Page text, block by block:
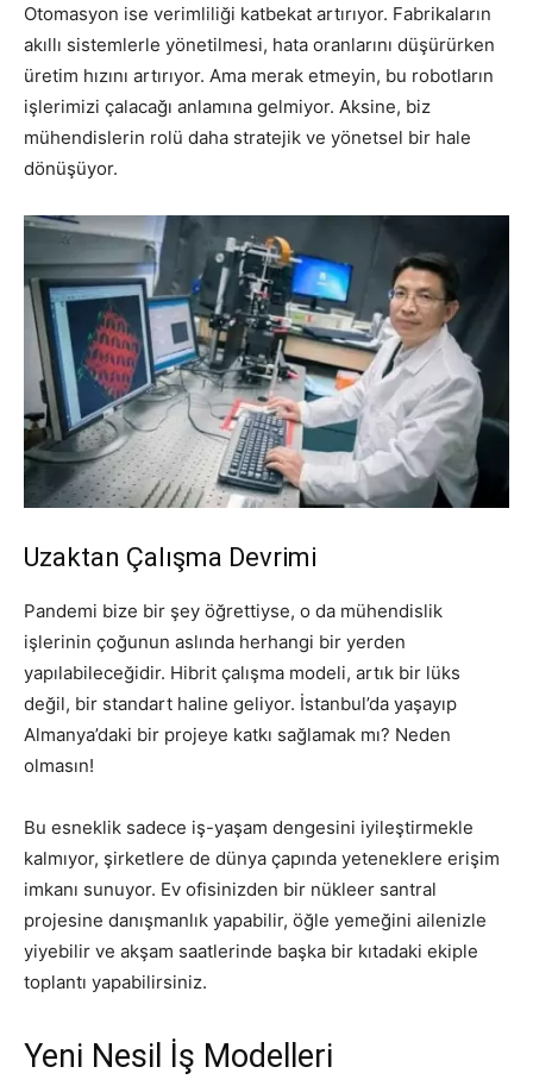
Otomasyon ise verimliliği katbekat artırıyor. Fabrikaların
akıllı sistemlerle yönetilmesi, hata oranlarını düşürürken
üretim hızını artırıyor. Ama merak etmeyin, bu robotların
işlerimizi çalacağı anlamına gelmiyor. Aksine, biz
mühendislerin rolü daha stratejik ve yönetsel bir hale
dönüşüyor.
Uzaktan Çalışma Devrimi
Pandemi bize bir şey öğrettiyse, o da mühendislik
işlerinin çoğunun aslında herhangi bir yerden
yapılabileceğidir. Hibrit çalışma modeli, artık bir lüks
değil, bir standart haline geliyor. İstanbul’da yaşayıp
Almanya’daki bir projeye katkı sağlamak mı? Neden
olmasın!
Bu esneklik sadece iş-yaşam dengesini iyileştirmekle
kalmıyor, şirketlere de dünya çapında yeteneklere erişim
imkanı sunuyor. Ev ofisinizden bir nükleer santral
projesine danışmanlık yapabilir, öğle yemeğini ailenizle
yiyebilir ve akşam saatlerinde başka bir kıtadaki ekiple
toplantı yapabilirsiniz.
Yeni Nesil İş Modelleri